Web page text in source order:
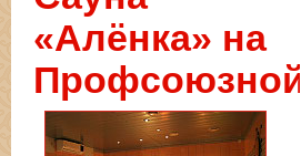
«Алёнка» на
Профсоюзной